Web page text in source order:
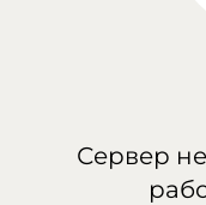
Сервер